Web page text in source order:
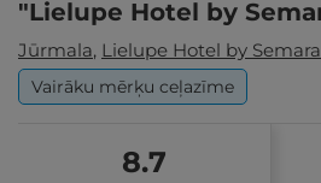
"Lielupe Hotel by
Jūrmala, Lielupe Hotel by
Vairāku mērķu ceļazīme
8.7